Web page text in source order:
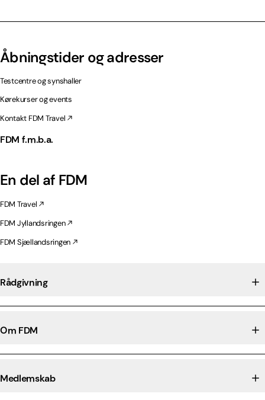
Åbningstider og adresser
Testcentre og synshaller
Kørekurser og events
Kontakt FDM Travel
FDM f.m.b.a.
En del af FDM
FDM Travel
FDM Jyllandsringen
FDM Sjællandsringen
Rådgivning
Om FDM
Medlemskab